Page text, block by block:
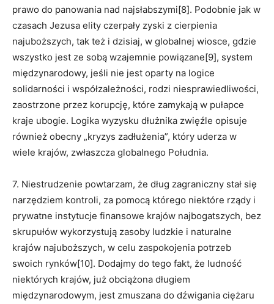
prawo do panowania nad najsłabszymi[8]. Podobnie jak w
czasach Jezusa elity czerpały zyski z cierpienia
najuboższych, tak też i dzisiaj, w globalnej wiosce, gdzie
wszystko jest ze sobą wzajemnie powiązane[9], system
międzynarodowy, jeśli nie jest oparty na logice
solidarności i współzależności, rodzi niesprawiedliwości,
zaostrzone przez korupcję, które zamykają w pułapce
kraje ubogie. Logika wyzysku dłużnika zwięźle opisuje
również obecny „kryzys zadłużenia”, który uderza w
wiele krajów, zwłaszcza globalnego Południa.
7. Niestrudzenie powtarzam, że dług zagraniczny stał się
narzędziem kontroli, za pomocą którego niektóre rządy i
prywatne instytucje finansowe krajów najbogatszych, bez
skrupułów wykorzystują zasoby ludzkie i naturalne
krajów najuboższych, w celu zaspokojenia potrzeb
swoich rynków[10]. Dodajmy do tego fakt, że ludność
niektórych krajów, już obciążona długiem
międzynarodowym, jest zmuszana do dźwigania ciężaru